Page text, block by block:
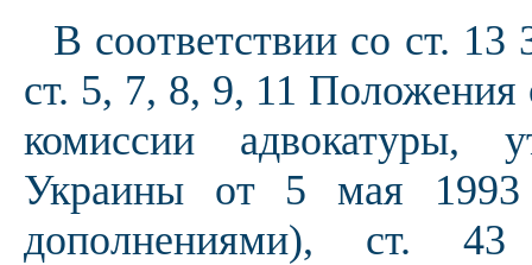
В соответствии со ст.
ст. 5, 7, 8, 9, 11
комиссии адвокатуры,
Украины от 5 мая
дополнениями), ст.